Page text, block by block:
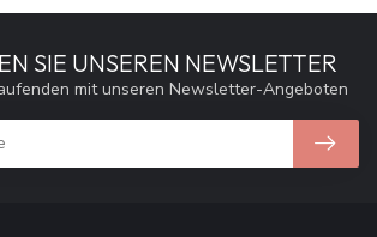
SIE UNSEREN NEWSLETTER
mit unseren Newsletter-Angeboten